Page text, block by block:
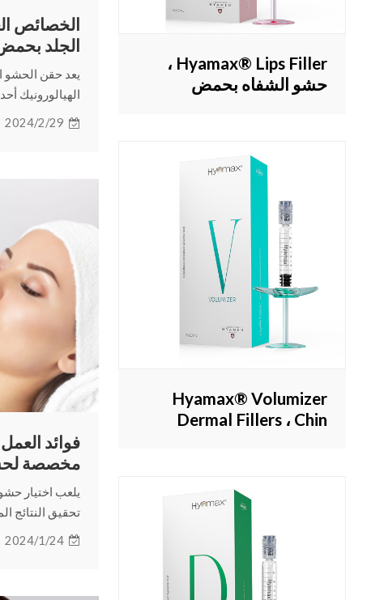
الخصائص
الجلد بحمض
يعد حقن
الهيالورونيك
التجميلية غير
2024/2/29
فوائد
مخصصة
الهيالورونيك
يلعب اختيار
تحقيق النتائج
سنشرح
2024/1/24
Hyamax® Lips Filler ،
حشو الشفاه بحمض
Hyamax® Volumizer
Dermal Fillers ، Chin